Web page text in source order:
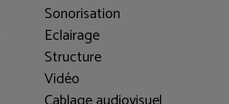
Sonorisation
Eclairage
Structure
Vidéo